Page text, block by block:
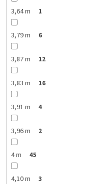
3,64 m 1
3,79 m 6
3,87 m 12
3,83 m 16
3,91 m 4
3,96 m 2
4 m 45
4,10 m 3